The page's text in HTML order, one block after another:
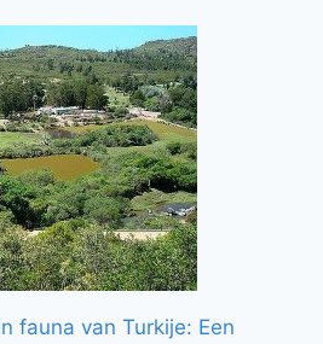
fauna van Turkije: Een